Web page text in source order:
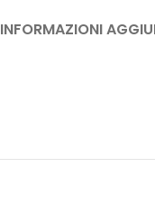
INFORMAZIONI